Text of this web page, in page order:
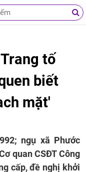
tố
biết
mặt'
ngụ xã Phước
quan CSĐT Công
cấp, đề nghị khởi